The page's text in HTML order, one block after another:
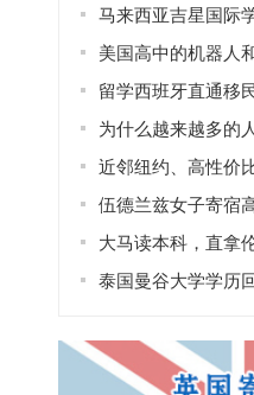
马来西亚吉星国际
美国高中的机器人
留学西班牙直通移
欧盟身份
为什么越来越多的
中？
近邻纽约、高性
威廉帕特森大学全
伍德兰兹女子寄宿
校，赋能女性成长
大马读本科，直拿
国际学院高性价比
泰国曼谷大学学历